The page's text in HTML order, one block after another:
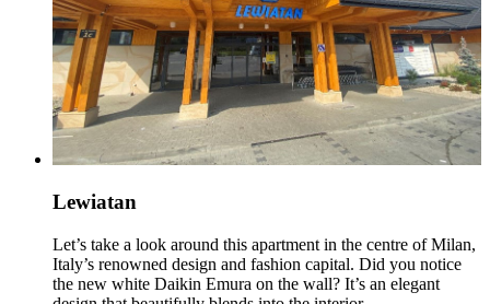
Lewiatan
Let’s take a look around this apartment in the centre of Milan,
Italy’s renowned design and fashion capital. Did you notice
the new white Daikin Emura on the wall? It’s an elegant